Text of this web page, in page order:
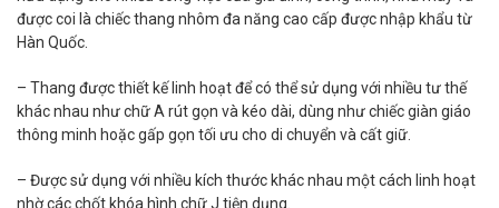
được coi là chiếc thang nhôm đa năng cao cấp được nhập khẩu từ
Hàn Quốc.
– Thang được thiết kế linh hoạt để có thể sử dụng với nhiều tư thế
khác nhau như chữ A rút gọn và kéo dài, dùng như chiếc giàn giáo
thông minh hoặc gấp gọn tối ưu cho di chuyển và cất giữ.
– Được sử dụng với nhiều kích thước khác nhau một cách linh hoạt
nhờ các chốt khóa hình chữ J tiện dụng.